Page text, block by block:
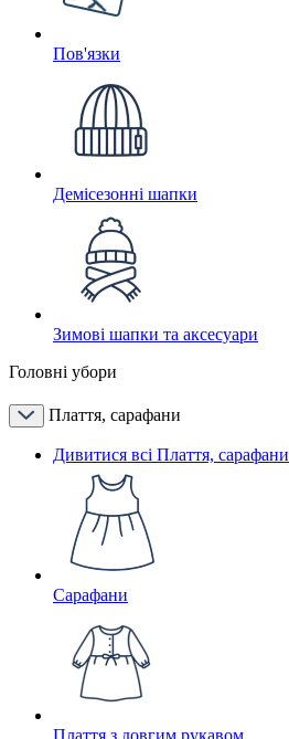
Пов'язки
Демісезонні шапки
Зимові шапки та аксесуари
Головні убори
Плаття, сарафани
Дивитися всі Плаття, сарафани
Сарафани
Плаття з довгим рукавом